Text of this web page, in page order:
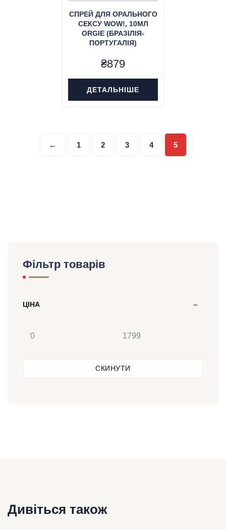
СПРЕЙ ДЛЯ ОРАЛЬНОГО
СЕКСУ WOW!, 10МЛ
ORGIE (БРАЗІЛІЯ-
ПОРТУГАЛІЯ)
₴879
ДЕТАЛЬНІШЕ
← 1 2 3 4 5
Фільтр товарів
ЦІНА
СКИНУТИ
Дивіться також